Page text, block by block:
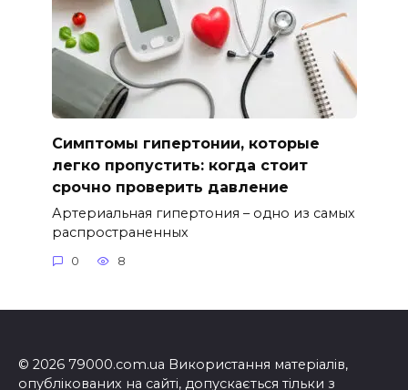
Симптомы гипертонии, которые
легко пропустить: когда стоит
срочно проверить давление
Артериальная гипертония – одно из самых
распространенных
0 8
© 2026 79000.com.ua Використання матеріалів,
опублікованих на сайті, допускається тільки з